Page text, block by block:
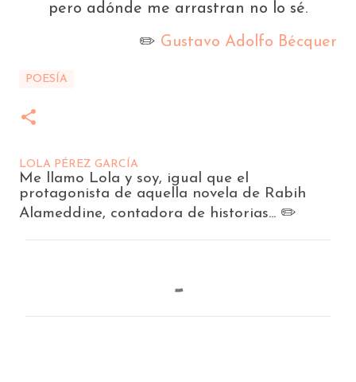
pero adónde me arrastran no lo sé.
✏️ Gustavo Adolfo Bécquer
POESÍA
LOLA PÉREZ GARCÍA
Me llamo Lola y soy, igual que el
protagonista de aquella novela de Rabih
Alameddine, contadora de historias... ✏️
m